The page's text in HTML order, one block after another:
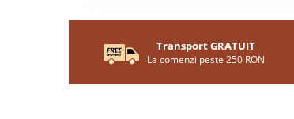
Transport GRATUIT
La comenzi peste 250 RON